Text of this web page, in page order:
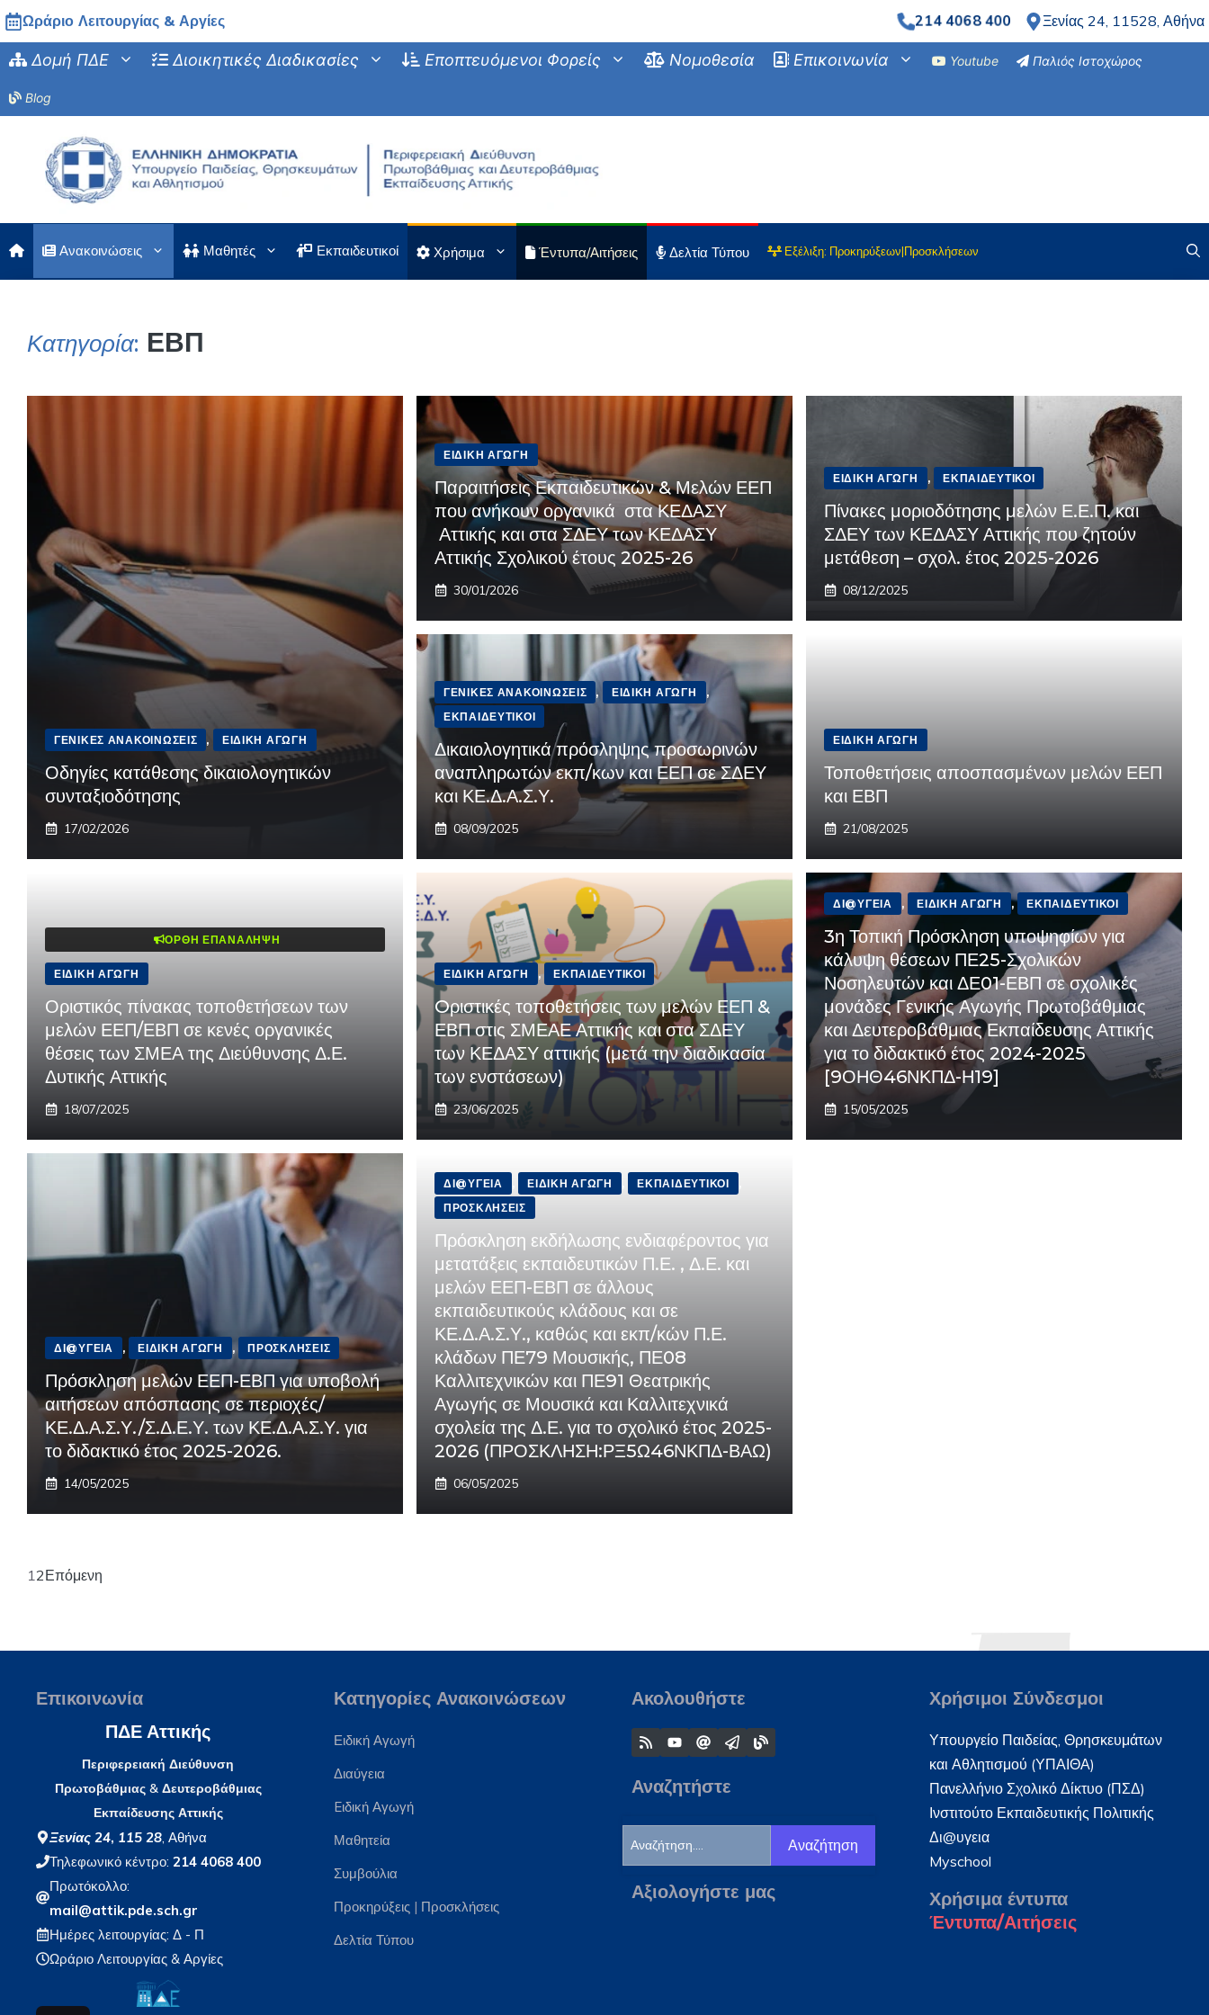
Μετάβαση
σε
περιεχόμενο
Ωράριο Λειτουργίας & Αργίες 214 4068 400 Ξενίας 24, 11528, Αθήνα
Δομή ΠΔΕ Διοικητικές Διαδικασίες Εποπτευόμενοι Φορείς Νομοθεσία Επικοινωνία Youtube Παλιός Ιστοχώρος
Blog
Ανακοινώσεις Μαθητές Εκπαιδευτικοί Χρήσιμα Έντυπα/Αιτήσεις Δελτία Τύπου Εξέλιξη: Προκηρύξεων|Προσκλήσεων
Κατηγορία: ΕΒΠ
ΓΕΝΙΚΈΣ ΑΝΑΚΟΙΝΏΣΕΙΣ , ΕΙΔΙΚΉ ΑΓΩΓΉ
Οδηγίες κατάθεσης δικαιολογητικών
συνταξιοδότησης
17/02/2026
ΕΙΔΙΚΉ ΑΓΩΓΉ
Παραιτήσεις Εκπαιδευτικών & Μελών ΕΕΠ
που ανήκουν οργανικά στα ΚΕΔΑΣΥ
Αττικής και στα ΣΔΕΥ των ΚΕΔΑΣΥ
Αττικής Σχολικού έτους 2025-26
30/01/2026
ΕΙΔΙΚΉ ΑΓΩΓΉ , ΕΚΠΑΙΔΕΥΤΙΚΟΊ
Πίνακες μοριοδότησης μελών Ε.Ε.Π. και
ΣΔΕΥ των ΚΕΔΑΣΥ Αττικής που ζητούν
μετάθεση – σχολ. έτος 2025-2026
08/12/2025
ΓΕΝΙΚΈΣ ΑΝΑΚΟΙΝΏΣΕΙΣ , ΕΙΔΙΚΉ ΑΓΩΓΉ
,
ΕΚΠΑΙΔΕΥΤΙΚΟΊ
Δικαιολογητικά πρόσληψης προσωρινών
αναπληρωτών εκπ/κων και ΕΕΠ σε ΣΔΕΥ
και ΚΕ.Δ.Α.Σ.Υ.
08/09/2025
ΕΙΔΙΚΉ ΑΓΩΓΉ
Τοποθετήσεις αποσπασμένων μελών ΕΕΠ
και ΕΒΠ
21/08/2025
ΟΡΘΉ ΕΠΑΝΆΛΗΨΗ
ΕΙΔΙΚΉ ΑΓΩΓΉ
Οριστικός πίνακας τοποθετήσεων των
μελών ΕΕΠ/ΕΒΠ σε κενές οργανικές
θέσεις των ΣΜΕΑ της Διεύθυνσης Δ.Ε.
Δυτικής Αττικής
18/07/2025
ΕΙΔΙΚΉ ΑΓΩΓΉ , ΕΚΠΑΙΔΕΥΤΙΚΟΊ
Oριστικές τοποθετήσεις των μελών ΕΕΠ &
ΕΒΠ στις ΣΜΕΑΕ Αττικής και στα ΣΔΕΥ
των ΚΕΔΑΣΥ αττικής (μετά την διαδικασία
των ενστάσεων)
23/06/2025
ΔΙ@ΎΓΕΙΑ , ΕΙΔΙΚΉ ΑΓΩΓΉ , ΕΚΠΑΙΔΕΥΤΙΚΟΊ
3η Τοπική Πρόσκληση υποψηφίων για
κάλυψη θέσεων ΠΕ25-Σχολικών
Νοσηλευτών και ΔΕ01-ΕΒΠ σε σχολικές
μονάδες Γενικής Αγωγής Πρωτοβάθμιας
και Δευτεροβάθμιας Εκπαίδευσης Αττικής
για το διδακτικό έτος 2024-2025
[9ΟΗΘ46ΝΚΠΔ-Η19]
15/05/2025
ΔΙ@ΎΓΕΙΑ , ΕΙΔΙΚΉ ΑΓΩΓΉ , ΠΡΟΣΚΛΉΣΕΙΣ
Πρόσκληση μελών ΕΕΠ-ΕΒΠ για υποβολή
αιτήσεων απόσπασης σε περιοχές/
ΚΕ.Δ.Α.Σ.Υ./Σ.Δ.Ε.Υ. των ΚΕ.Δ.Α.Σ.Υ. για
το διδακτικό έτος 2025-2026.
14/05/2025
ΔΙ@ΎΓΕΙΑ ΕΙΔΙΚΉ ΑΓΩΓΉ ΕΚΠΑΙΔΕΥΤΙΚΟΊ
ΠΡΟΣΚΛΉΣΕΙΣ
Πρόσκληση εκδήλωσης ενδιαφέροντος για
μετατάξεις εκπαιδευτικών Π.Ε. , Δ.Ε. και
μελών ΕΕΠ-ΕΒΠ σε άλλους
εκπαιδευτικούς κλάδους και σε
ΚΕ.Δ.Α.Σ.Υ., καθώς και εκπ/κών Π.Ε.
κλάδων ΠΕ79 Μουσικής, ΠΕ08
Καλλιτεχνικών και ΠΕ91 Θεατρικής
Αγωγής σε Μουσικά και Καλλιτεχνικά
σχολεία της Δ.Ε. για το σχολικό έτος 2025-
2026 (ΠΡΟΣΚΛΗΣΗ:ΡΞ5Ω46ΝΚΠΔ-ΒΑΩ)
06/05/2025
1 2Επόμενη
Επικοινωνία
ΠΔΕ Αττικής
Περιφερειακή Διεύθυνση
Πρωτοβάθμιας & Δευτεροβάθμιας
Εκπαίδευσης Αττικής
Ξενίας 24, 115 28 , Αθήνα
Τηλεφωνικό κέντρο: 214 4068 400
Πρωτόκολλο:
mail@attik.pde.sch.gr
Ημέρες λειτουργίας: Δ - Π
Ωράριο Λειτουργίας & Αργίες
Κατηγορίες Ανακοινώσεων
Ειδική Αγωγή
Διαύγεια
Eιδική Αγωγή
Μαθητεία
Συμβούλια
Προκηρύξεις | Προσκλήσεις
Δελτία Τύπου
Ακολουθήστε
Αναζητήστε
Αναζήτηση
Αξιολογήστε μας
Χρήσιμοι Σύνδεσμοι
Υπουργείο Παιδείας, Θρησκευμάτων
και Αθλητισμού (ΥΠΑΙΘΑ)
Πανελλήνιο Σχολικό Δίκτυο (ΠΣΔ)
Ινστιτούτο Εκπαιδευτικής Πολιτικής
Δι@υγεια
Myschool
Χρήσιμα έντυπα
Έντυπα/Αιτήσεις